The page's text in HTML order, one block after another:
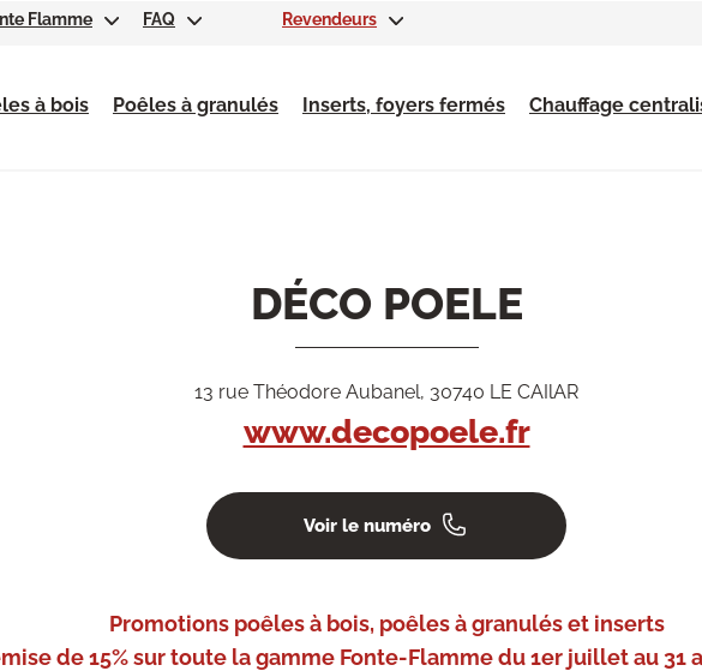
à bois Poêles à granulés Inserts, foyers fermés Chauffage
Flamme FAQ Revendeurs
DÉCO POELE
13 rue Théodore Aubanel, 30740 LE CAIlAR
www.decopoele.fr
Voir le numéro
Promotions poêles à bois, poêles à granulés et inserts
de 15% sur toute la gamme Fonte-Flamme du 1er juillet au 31